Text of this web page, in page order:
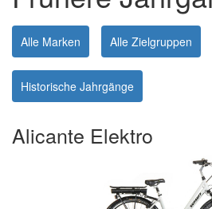
Alle Marken Alle Zielgruppen
Historische Jahrgänge
Alicante Elektro